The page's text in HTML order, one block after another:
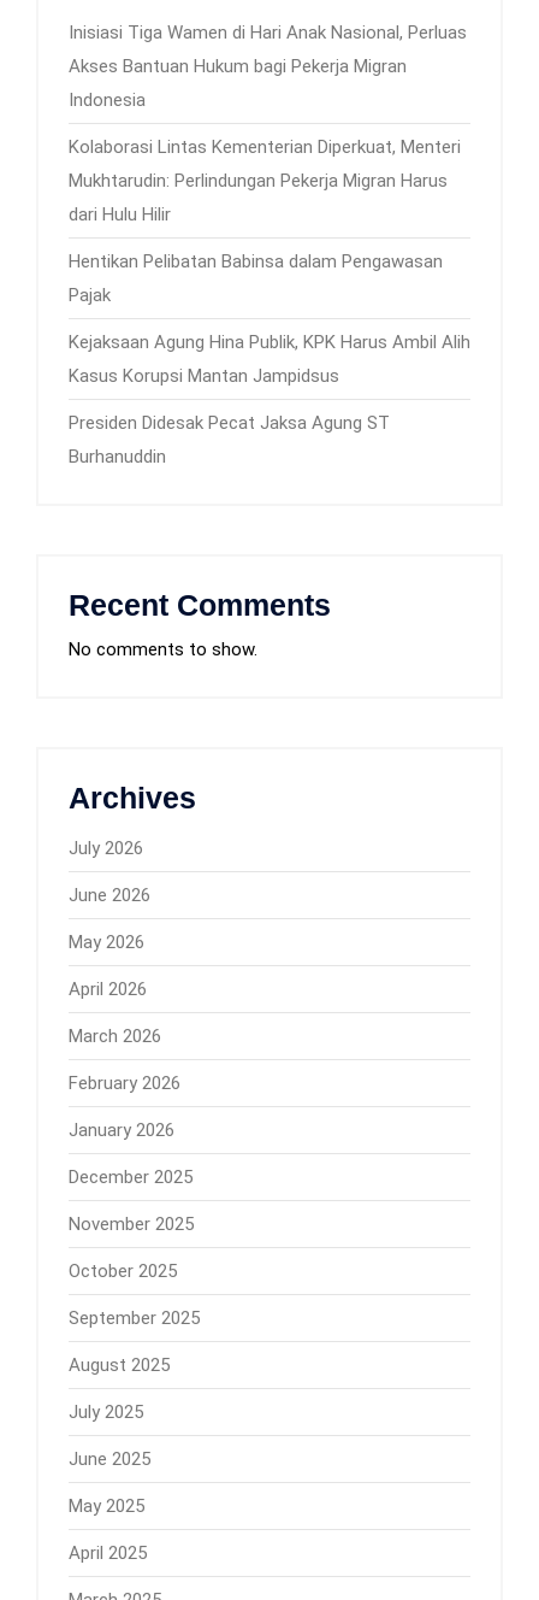
Inisiasi Tiga Wamen di Hari Anak Nasional, Perluas
Akses Bantuan Hukum bagi Pekerja Migran
Indonesia
Kolaborasi Lintas Kementerian Diperkuat, Menteri
Mukhtarudin: Perlindungan Pekerja Migran Harus
dari Hulu Hilir
Hentikan Pelibatan Babinsa dalam Pengawasan
Pajak
Kejaksaan Agung Hina Publik, KPK Harus Ambil Alih
Kasus Korupsi Mantan Jampidsus
Presiden Didesak Pecat Jaksa Agung ST
Burhanuddin
Recent Comments
No comments to show.
Archives
July 2026
June 2026
May 2026
April 2026
March 2026
February 2026
January 2026
December 2025
November 2025
October 2025
September 2025
August 2025
July 2025
June 2025
May 2025
April 2025